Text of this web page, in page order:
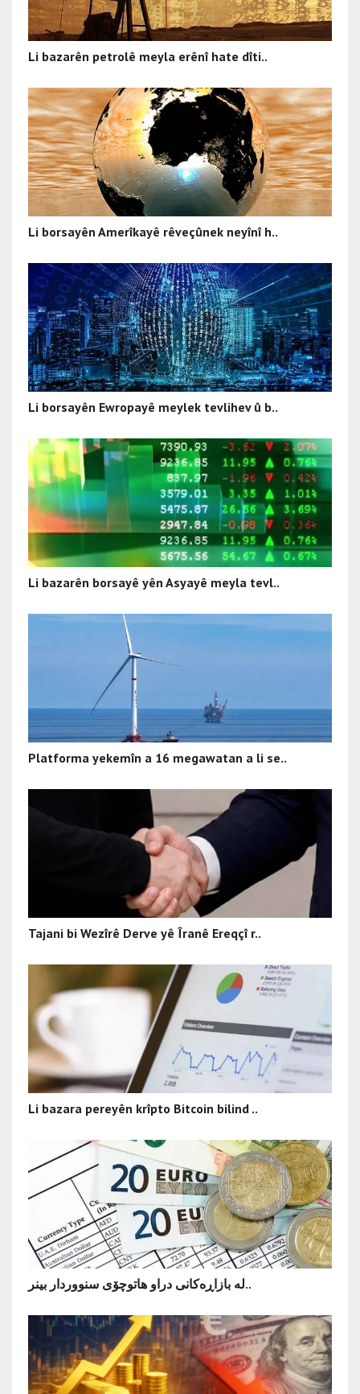
Li bazarên petrolê meyla erênî hate dîti..
Li borsayên Amerîkayê rêveçûnek neyînî h..
Li borsayên Ewropayê meylek tevlihev û b..
Li bazarên borsayê yên Asyayê meyla tevl..
Platforma yekemîn a 16 megawatan a li se..
Tajani bi Wezîrê Derve yê Îranê Ereqçî r..
Li bazara pereyên krîpto Bitcoin bilind ..
لە بازاڕەکانی دراو هاتوچۆی سنووردار بینر..